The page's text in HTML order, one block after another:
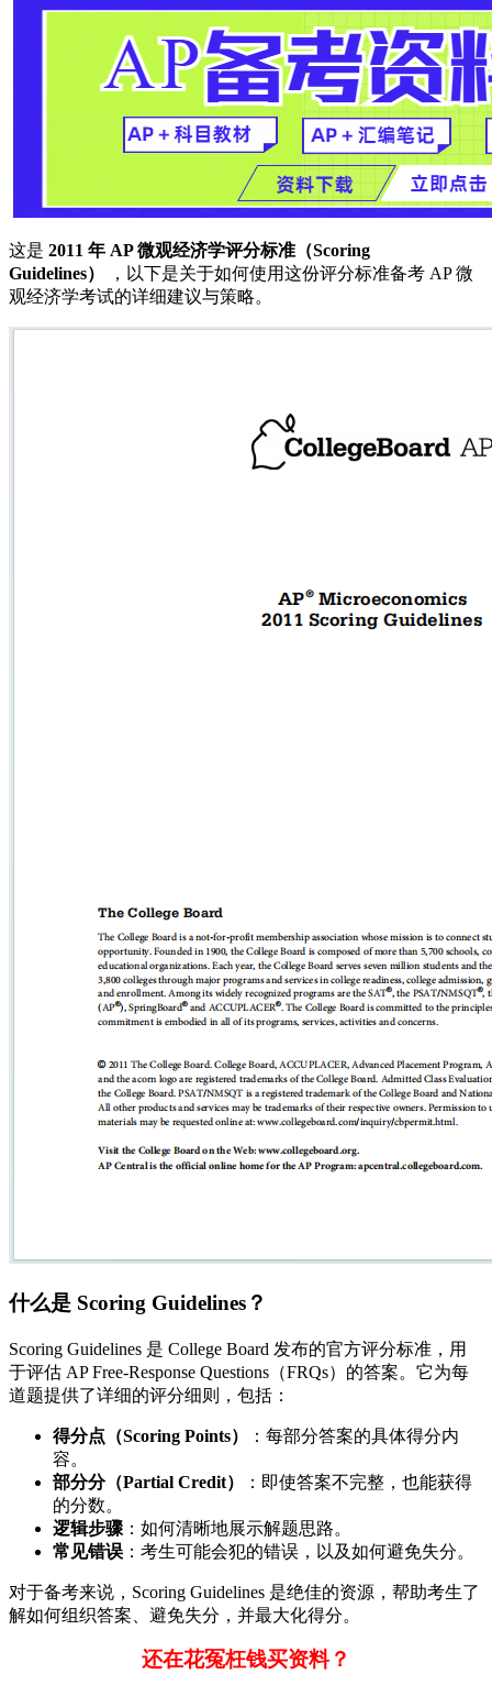
这是 2011 年 AP 微观经济学评分标准（Scoring
Guidelines）
，以下是关于如何使用这份评分标准备考 AP 微
观经济学考试的详细建议与策略。
什么是 Scoring Guidelines？
Scoring Guidelines 是 College Board 发布的官方评分标准，用
于评估 AP Free-Response Questions（FRQs）的答案。它为每
道题提供了详细的评分细则，包括：
得分点（Scoring Points）
：每部分答案的具体得分内
容。
部分分（Partial Credit）
：即使答案不完整，也能获得
的分数。
逻辑步骤 ：如何清晰地展示解题思路。
常见错误 ：考生可能会犯的错误，以及如何避免失分。
对于备考来说，Scoring Guidelines 是绝佳的资源，帮助考生了
解如何组织答案、避免失分，并最大化得分。
还在花冤枉钱买资料？